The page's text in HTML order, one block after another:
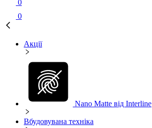
0
0
Акції
Nano Matte від Interline
Вбудовувана техніка